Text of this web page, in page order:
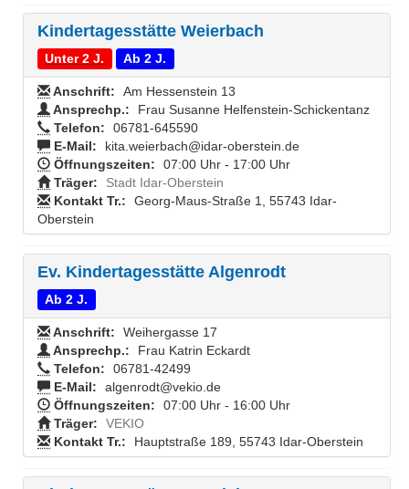
Kindertagesstätte Weierbach
Unter 2 J. Ab 2 J.
Anschrift:
Am Hessenstein 13
Ansprechp.:
Frau Susanne Helfenstein-Schickentanz
Telefon:
06781-645590
E-Mail:
kita.weierbach@idar-oberstein.de
Öffnungszeiten:
07:00 Uhr - 17:00 Uhr
Träger:
Stadt Idar-Oberstein
Kontakt Tr.:
Georg-Maus-Straße 1, 55743 Idar-
Oberstein
Ev. Kindertagesstätte Algenrodt
Ab 2 J.
Anschrift:
Weihergasse 17
Ansprechp.:
Frau Katrin Eckardt
Telefon:
06781-42499
E-Mail:
algenrodt@vekio.de
Öffnungszeiten:
07:00 Uhr - 16:00 Uhr
Träger:
VEKIO
Kontakt Tr.:
Hauptstraße 189, 55743 Idar-Oberstein